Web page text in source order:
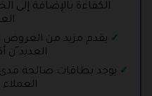
الكفاءة بالإضافة إلى
يقدم مزيد من العروض
العديد َن
يوجد بطاقات صالحة مدى